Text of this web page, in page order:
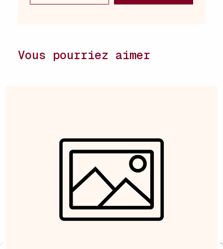
Vous pourriez aimer